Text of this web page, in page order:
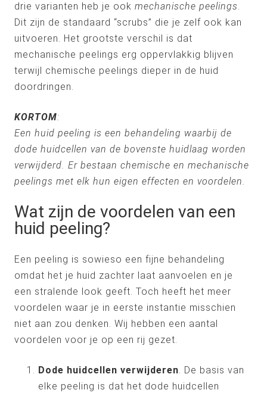
drie varianten heb je ook mechanische peelings.
Dit zijn de standaard “scrubs” die je zelf ook kan
uitvoeren. Het grootste verschil is dat
mechanische peelings erg oppervlakkig blijven
terwijl chemische peelings dieper in de huid
doordringen.
KORTOM:
Een huid peeling is een behandeling waarbij de
dode huidcellen van de bovenste huidlaag worden
verwijderd. Er bestaan chemische en mechanische
peelings met elk hun eigen effecten en voordelen.
Wat zijn de voordelen van een
huid peeling?
Een peeling is sowieso een fijne behandeling
omdat het je huid zachter laat aanvoelen en je
een stralende look geeft. Toch heeft het meer
voordelen waar je in eerste instantie misschien
niet aan zou denken. Wij hebben een aantal
voordelen voor je op een rij gezet.
Dode huidcellen verwijderen. De basis van
elke peeling is dat het dode huidcellen